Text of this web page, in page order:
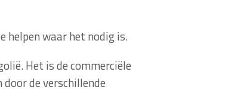
helpen waar het nodig is.
Het is de commerciële
de verschillende